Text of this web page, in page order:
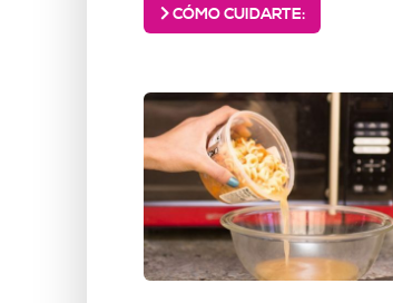
CÓMO CUIDARTE: